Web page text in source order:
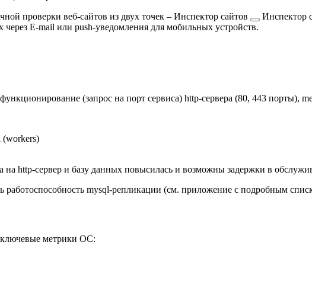
проверки веб-сайтов из двух точек – Инспектор сайтов
Инспектор
через E-mail или push-уведомления для мобильных устройств.
(запрос на порт сервиса) http-сервера (80, 443 порты),
(workers)
на http-сервер и базу данных повысилась и возможны задержки в
работоспособность mysql-репликации (см. приложение с подробным
ключевые метрики ОС: